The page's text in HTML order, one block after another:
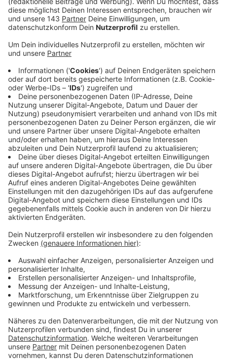
Gärten dürfen ab dem 8.3. wieder mit
Terminvergabe öffnen, wenn die Inzidenz 0 bis
Sport in kleinen Gruppen bis zu zehn Personen
- wenn die Inzidenz nicht zu hoch ist (über 50).
(kontaktfrei - heißt kein Mannschaftssport. Kinder
(unter 14 Jahre) dürfen zu zehnt Sport machen.)
Ab dem22. Märzkönnte in Regionen mit Inzidenz
von 0 bis 100 kontaktfrei innen Sport gemacht
werden, Kontaktsport im Freien wäre erlaubt
Theater, Konzert- und Opernhäuser sowie
Kinos dürfen ab frühestens 22. Märzwieder
öffnen.
Anzeige
Neue Regeln beim Impfen
Anzeige
Ab Anfang April können Bürger in Arztpraxen geimpft
werden, damit erhöht sich wohl das Impftempo. Die
Bundesländer sollen außerdem selbst über die
Impfreihenfolge entscheiden können. Manche Berufs-